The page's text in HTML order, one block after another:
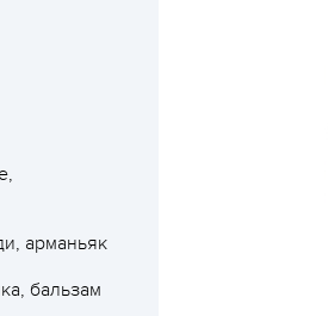
арманьяк
бальзам